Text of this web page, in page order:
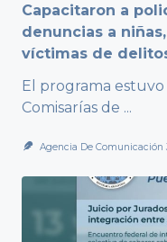
Capacitaron a
denuncias a
víctimas de
El programa
Comisarías de ...
Agencia De Comunicación